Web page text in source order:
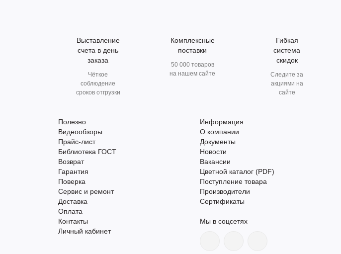
Выставление
счета в день
заказа
Чёткое
соблюдение
сроков отгрузки
Комплексные
поставки
50 000 товаров
на нашем сайте
Гибкая
система
скидок
Следите за
акциями на
сайте
Полезно
Видеообзоры
Прайс-лист
Библиотека ГОСТ
Возврат
Гарантия
Поверка
Сервис и ремонт
Доставка
Оплата
Контакты
Личный кабинет
Информация
О компании
Документы
Новости
Вакансии
Цветной каталог (PDF)
Поступление товара
Производители
Сертификаты
Мы в соцсетях